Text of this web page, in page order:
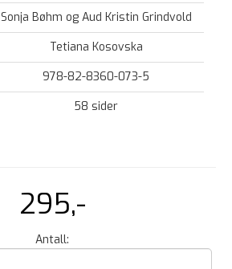
Sonja Bøhm og Aud Kristin Grindvold
Tetiana Kosovska
978-82-8360-073-5
58 sider
295,-
Antall: